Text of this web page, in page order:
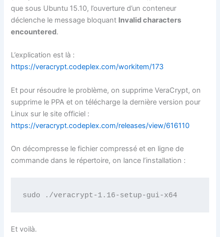
que sous Ubuntu 15.10, l’ouverture d’un conteneur
déclenche le message bloquant Invalidcharacters
encountered.
L’explication est là :
https://veracrypt.codeplex.com/workitem/173
Et pour résoudre le problème, on supprimeVeraCrypt, on
supprime le PPA et ontélécharge la dernière version pour
Linux sur le site officiel :
https://veracrypt.codeplex.com/releases/view/616110
Ondécompresse le fichier compressé et en ligne de
commande dans le répertoire, on lance l’installation :
sudo ./veracrypt-1.16-setup-gui-x64
Et voilà.